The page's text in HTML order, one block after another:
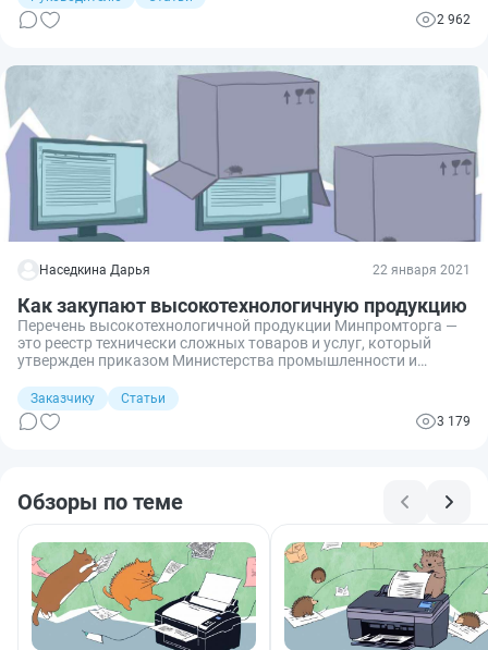
компаниям. В связи с чем для целого ряда отраслей
государство оказывает поддержку в виде субсидий
необходимо знать о субсидиях на НИОКР, кто, как и когда
2 962
Наседкина Дарья 22 января 2021
Как закупают высокотехнологичную продукцию
Перечень высокотехнологичной продукции Минпромторга —
это реестр технически сложных товаров и услуг, который
утвержден приказом Министерства промышленности и
Заказчику
Статьи
3 179
Обзоры по теме